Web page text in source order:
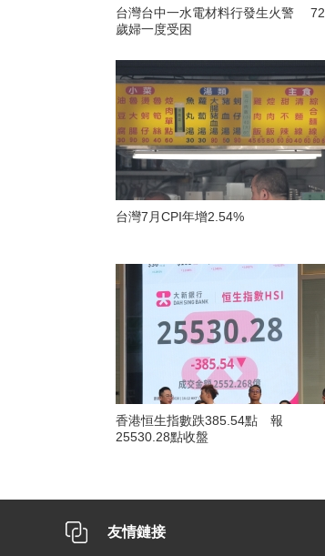
台灣台中一水電材料行發生火警 72
歲婦一度受困
台灣7月CPI年增2.54%
香港恒生指數跌385.54點 報
25530.28點收盤
友情鏈接